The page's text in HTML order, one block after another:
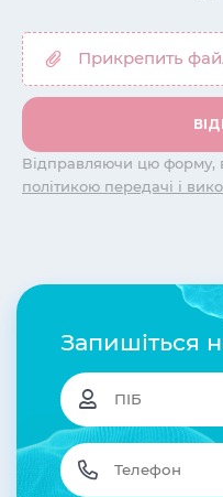
Відправляючи цю форму,
політикою передачі і
Запишіться